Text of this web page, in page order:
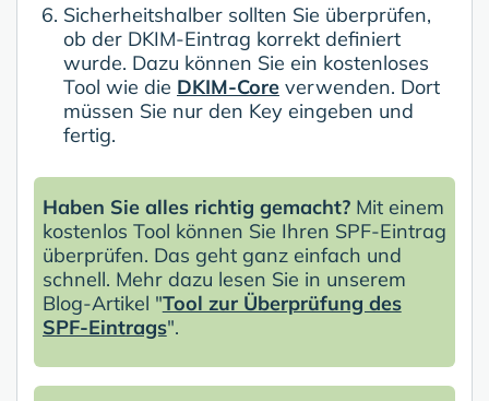
Sicherheitshalber sollten Sie überprüfen,
ob der DKIM-Eintrag korrekt definiert
wurde. Dazu können Sie ein kostenloses
Tool wie die DKIM-Core verwenden. Dort
müssen Sie nur den Key eingeben und
fertig.
Haben Sie alles richtig gemacht?Mit einem
kostenlos Tool können Sie Ihren SPF-Eintrag
überprüfen. Das geht ganz einfach und
schnell. Mehr dazu lesen Sie in unserem
Blog-Artikel "Tool zur Überprüfung des
SPF-Eintrags".